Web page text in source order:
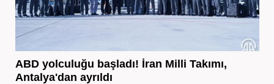
ABD yolculuğu başladı! İran Milli Takımı,
Antalya'dan ayrıldı